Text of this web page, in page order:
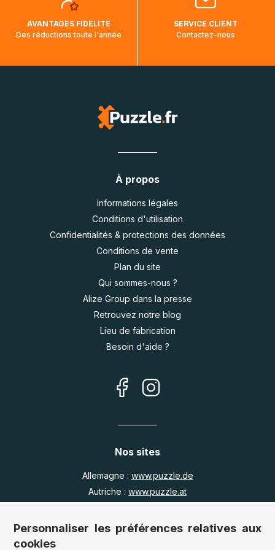
AVANTAGES FIDÉLITÉ
Des réductions toute l'année
SERVICE CLIENT
Contactez-nous
À propos
Informations légales
Conditions d'utilisation
Confidentialités & protections des données
Conditions de vente
Plan du site
Qui sommes-nous ?
Alize Group dans la presse
Retrouvez notre blog
Lieu de fabrication
Besoin d'aide ?
Nos sites
Allemagne : www.puzzle.de
Autriche : www.puzzle.at
Royaume Uni :
www.jigsawpuzzle.co.uk
Personnaliser les préférences relatives aux
cookies